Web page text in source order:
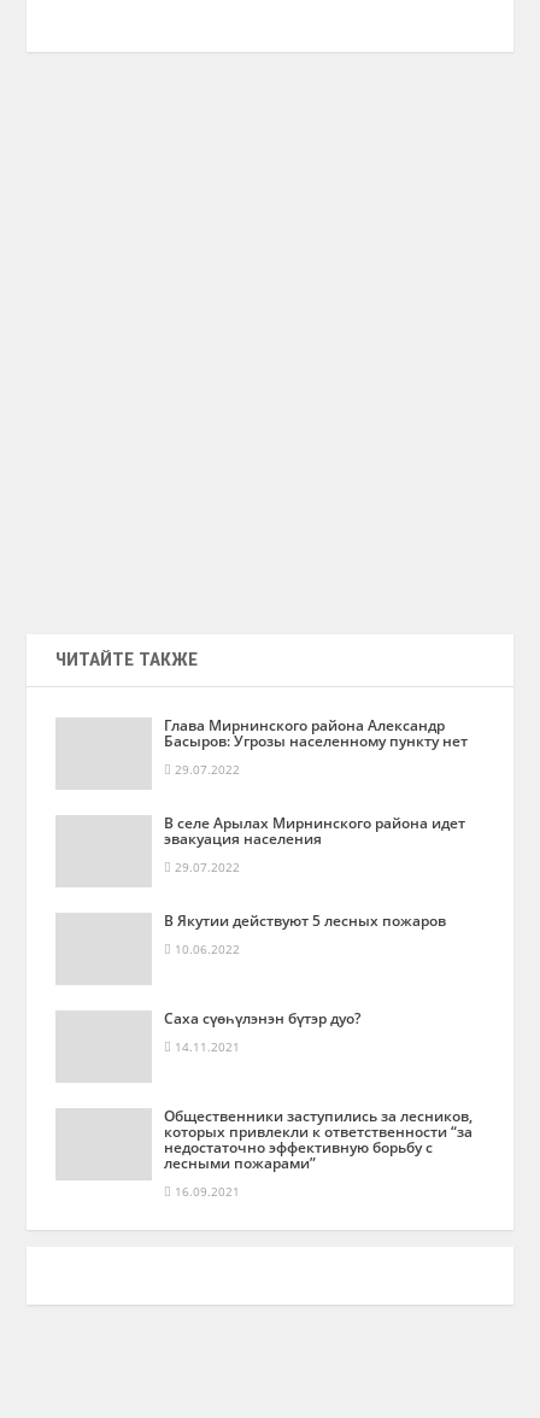
ЧИТАЙТЕ ТАКЖЕ
Глава Мирнинского района Александр
Басыров: Угрозы населенному пункту нет
29.07.2022
В селе Арылах Мирнинского района идет
эвакуация населения
29.07.2022
В Якутии действуют 5 лесных пожаров
10.06.2022
Cаха сүөһүлэнэн бүтэр дуо?
14.11.2021
Общественники заступились за лесников,
которых привлекли к ответственности “за
недостаточно эффективную борьбу с
лесными пожарами”
16.09.2021